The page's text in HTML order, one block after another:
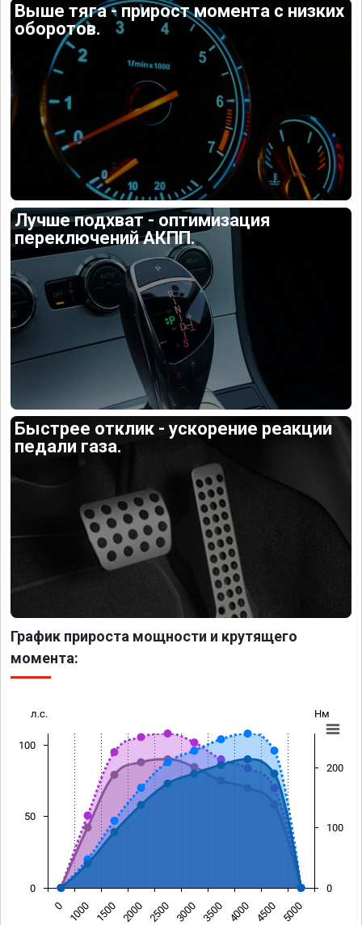
Выше тяга - прирост момента с низких
оборотов.
Лучше подхват - оптимизация
переключений АКПП.
Быстрее отклик - ускорение реакции
педали газа.
График прироста мощности и крутящего
момента:
л.с. Нм
0 1000 1500 2000 2500 3000 3500 4000 4500 5000
0
50
100
0
100
200